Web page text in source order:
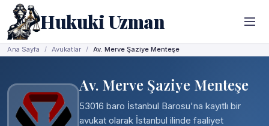
Hukuki Uzman
Ana Sayfa Avukatlar Av. Merve Şaziye Menteşe
Av. Merve Şaziye Menteşe
53016 baro İstanbul Barosu'na kayıtlı bir
avukat olarak İstanbul ilinde faaliyet